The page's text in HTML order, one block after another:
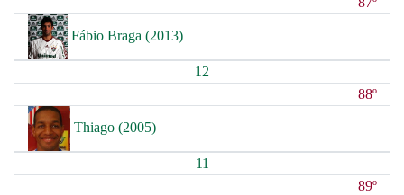
Fábio Braga (2013)
12
88º
Thiago (2005)
11
89º